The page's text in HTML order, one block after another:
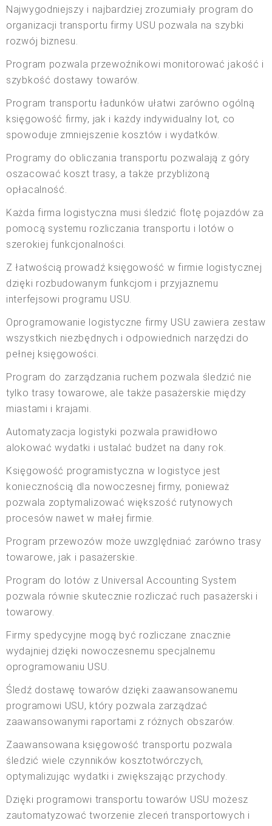
Najwygodniejszy i najbardziej zrozumiały program do
organizacji transportu firmy USU pozwala na szybki
rozwój biznesu.
Program pozwala przewoźnikowi monitorować jakość i
szybkość dostawy towarów.
Program transportu ładunków ułatwi zarówno ogólną
księgowość firmy, jak i każdy indywidualny lot, co
spowoduje zmniejszenie kosztów i wydatków.
Programy do obliczania transportu pozwalają z góry
oszacować koszt trasy, a także przybliżoną
opłacalność.
Każda firma logistyczna musi śledzić flotę pojazdów za
pomocą systemu rozliczania transportu i lotów o
szerokiej funkcjonalności.
Z łatwością prowadź księgowość w firmie logistycznej
dzięki rozbudowanym funkcjom i przyjaznemu
interfejsowi programu USU.
Oprogramowanie logistyczne firmy USU zawiera zestaw
wszystkich niezbędnych i odpowiednich narzędzi do
pełnej księgowości.
Program do zarządzania ruchem pozwala śledzić nie
tylko trasy towarowe, ale także pasażerskie między
miastami i krajami.
Automatyzacja logistyki pozwala prawidłowo
alokować wydatki i ustalać budżet na dany rok.
Księgowość programistyczna w logistyce jest
koniecznością dla nowoczesnej firmy, ponieważ
pozwala zoptymalizować większość rutynowych
procesów nawet w małej firmie.
Program przewozów może uwzględniać zarówno trasy
towarowe, jak i pasażerskie.
Program do lotów z Universal Accounting System
pozwala równie skutecznie rozliczać ruch pasażerski i
towarowy.
Firmy spedycyjne mogą być rozliczane znacznie
wydajniej dzięki nowoczesnemu specjalnemu
oprogramowaniu USU.
Śledź dostawę towarów dzięki zaawansowanemu
programowi USU, który pozwala zarządzać
zaawansowanymi raportami z różnych obszarów.
Zaawansowana księgowość transportu pozwala
śledzić wiele czynników kosztotwórczych,
optymalizując wydatki i zwiększając przychody.
Dzięki programowi transportu towarów USU możesz
zautomatyzować tworzenie zleceń transportowych i